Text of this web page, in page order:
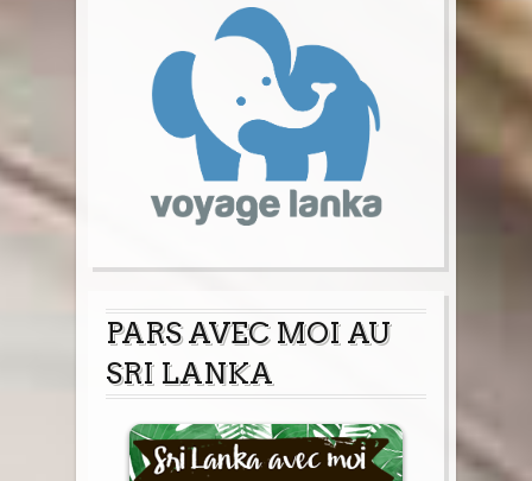
PARS AVEC MOI AU
SRI LANKA